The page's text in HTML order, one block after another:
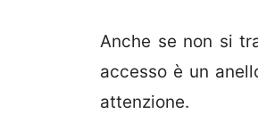
Anche se non si
accesso è un
attenzione.